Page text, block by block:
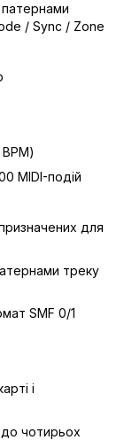
патернами
/ Sync / Zone
MIDI-подій
для
треку
SMF 0/1
і
чотирьох